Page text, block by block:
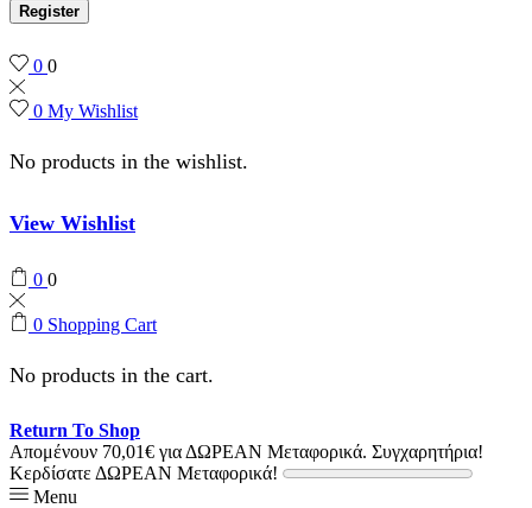
Register
0 0
0 My Wishlist
No products in the wishlist.
View Wishlist
0 0
0 Shopping Cart
No products in the cart.
Return To Shop
Απομένουν 70,01€ για ΔΩΡΕΑΝ Μεταφορικά. Συγχαρητήρια!
Κερδίσατε ΔΩΡΕΑΝ Μεταφορικά!
Menu